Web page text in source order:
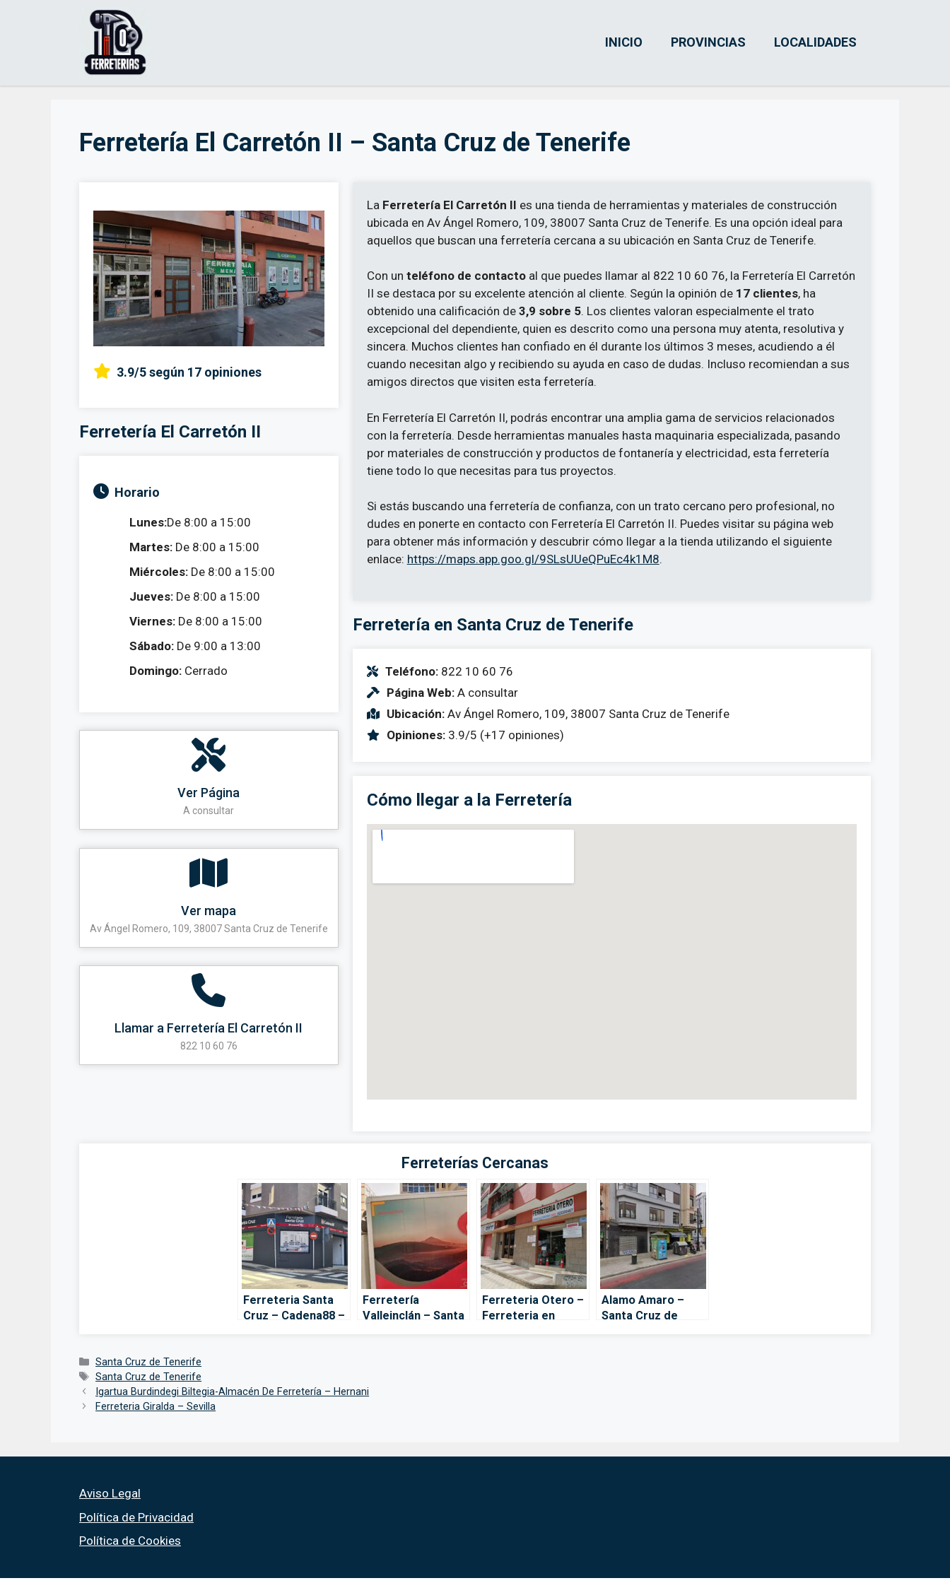
INICIO PROVINCIAS LOCALIDADES
Ferretería El Carretón II – Santa Cruz de Tenerife
3.9/5según 17 opiniones
Ferretería El Carretón II
Horario
Lunes:De 8:00 a 15:00
Martes: De 8:00 a 15:00
Miércoles: De 8:00 a 15:00
Jueves: De 8:00 a 15:00
Viernes: De 8:00 a 15:00
Sábado: De 9:00 a 13:00
Domingo: Cerrado
Ver Página
A consultar
Ver mapa
Av Ángel Romero, 109, 38007 Santa Cruz de Tenerife
Llamar a Ferretería El Carretón II
822 10 60 76
La Ferretería El Carretón II es una tienda de herramientas y materiales de construcción
ubicada en Av Ángel Romero, 109, 38007 Santa Cruz de Tenerife. Es una opción ideal para
aquellos que buscan una ferretería cercana a su ubicación en Santa Cruz de Tenerife.
Con un teléfono de contactoal que puedes llamar al 822 10 60 76, la Ferretería El Carretón
II se destaca por su excelente atención al cliente. Según la opinión de 17 clientes, ha
obtenido una calificación de 3,9 sobre 5. Los clientes valoran especialmente el trato
excepcional del dependiente, quien es descrito como una persona muy atenta, resolutiva y
sincera. Muchos clientes han confiado en él durante los últimos 3 meses, acudiendo a él
cuando necesitan algo y recibiendo su ayuda en caso de dudas. Incluso recomiendan a sus
amigos directos que visiten esta ferretería.
En Ferretería El Carretón II, podrás encontrar una amplia gama de servicios relacionados
con la ferretería. Desde herramientas manuales hasta maquinaria especializada, pasando
por materiales de construcción y productos de fontanería y electricidad, esta ferretería
tiene todo lo que necesitas para tus proyectos.
Si estás buscando una ferretería de confianza, con un trato cercano pero profesional, no
dudes en ponerte en contacto con Ferretería El Carretón II. Puedes visitar su página web
para obtener más información y descubrir cómo llegar a la tienda utilizando el siguiente
enlace: https://maps.app.goo.gl/9SLsUUeQPuEc4k1M8.
Ferretería en Santa Cruz de Tenerife
Teléfono:822 10 60 76
Página Web:A consultar
Ubicación:Av Ángel Romero, 109, 38007 Santa Cruz de Tenerife
Opiniones:3.9/5 (+17 opiniones)
Cómo llegar a la Ferretería
Ferreterías Cercanas
Ferreteria Santa
Cruz – Cadena88 –
Ferretería
Valleinclán – Santa
Ferreteria Otero –
Ferreteria en
Alamo Amaro –
Santa Cruz de
Categorías
Santa Cruz de Tenerife
Etiquetas
Santa Cruz de Tenerife
Igartua Burdindegi Biltegia-Almacén De Ferretería – Hernani
Ferreteria Giralda – Sevilla
Aviso Legal
Política de Privacidad
Política de Cookies